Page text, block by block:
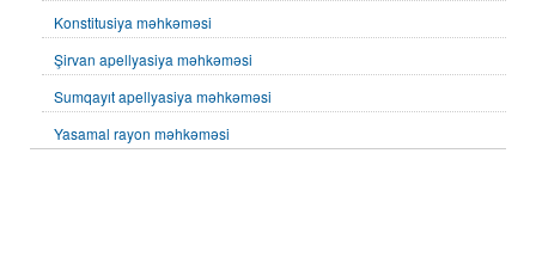
Konstitusiya məhkəməsi
Şirvan apellyasiya məhkəməsi
Sumqayıt apellyasiya məhkəməsi
Yasamal rayon məhkəməsi